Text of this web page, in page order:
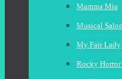
Mamma Mia
Musical Salon
My Fair Lady
Rocky Horror